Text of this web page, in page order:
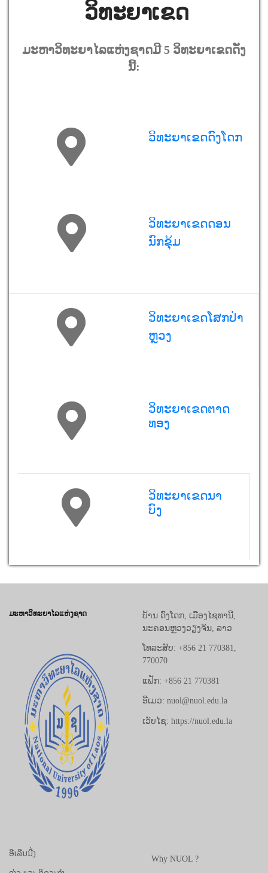
ວິທະຍາເຂດ
ມະຫາວິທະຍາໄລແຫ່ງຊາດມີ 5 ວິທະຍາເຂດດັ່ງ
ນີ້:
ວິທະຍາເຂດດົງໂດກ
ວິທະຍາເຂດດອນ
ນົກຂຸ້ມ
ວິທະຍາເຂດໂສກປ່າ
ຫຼວງ
ວິທະຍາເຂດຕາດ
ທອງ
ວິທະຍາເຂດນາ
ບົງ
ມະຫາວິທະຍາໄລແຫ່ງຊາດ
ບ້ານ ດົງໂດກ, ເມືອງໄຊທານີ,
ນະຄອນຫຼວງວຽງຈັນ, ລາວ
ໂທລະສັບ: +856 21 770381,
770070
ແຟັກ: +856 21 770381
ອີເມວ: nuol@nuol.edu.la
ເວັບໄຊ: https://nuol.edu.la
ອີເລີນນີ້ງ
Why NUOL ?